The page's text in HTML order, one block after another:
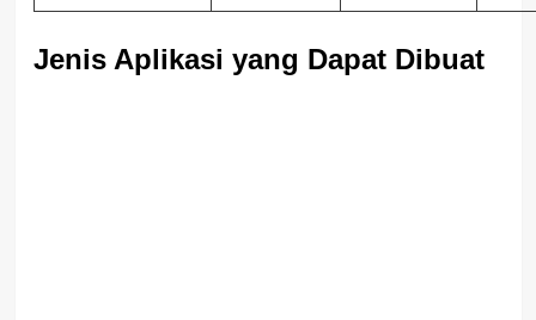
Jenis Aplikasi yang Dapat Dibuat